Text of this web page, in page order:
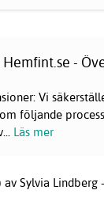
-
Vi
följande
... Läs mer
av Sylvia